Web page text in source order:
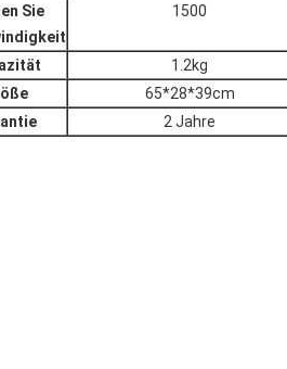
Sie
1500
1.2kg
65*28*39cm
2 Jahre